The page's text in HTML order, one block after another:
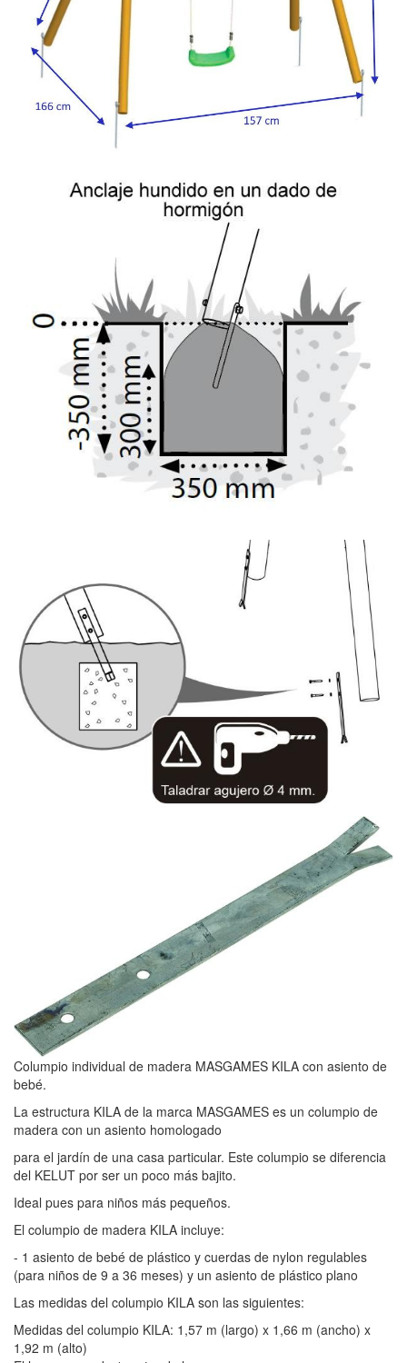
Columpio individual de madera MASGAMES KILA con asiento de
bebé.
La estructura KILA de la marca MASGAMES es un columpio de
madera con un asiento homologado
para el jardín de una casa particular. Este columpio se diferencia
del KELUT por ser un poco más bajito.
Ideal pues para niños más pequeños.
El columpio de madera KILA incluye:
- 1 asiento de bebé de plástico y cuerdas de nylon regulables
(para niños de 9 a 36 meses) y un asiento de plástico plano
Las medidas del columpio KILA son las siguientes:
Medidas del columpio KILA: 1,57 m (largo) x 1,66 m (ancho) x
1,92 m (alto)